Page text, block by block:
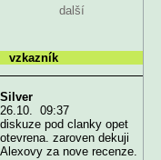
další
vzkazník
Silver
26.10. 09:37
diskuze pod clanky opet
otevrena. zaroven dekuji
Alexovy za nove recenze.